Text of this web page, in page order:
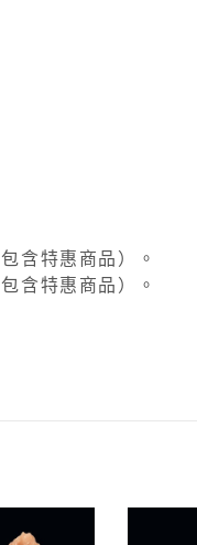
含特惠商品）。
含特惠商品）。